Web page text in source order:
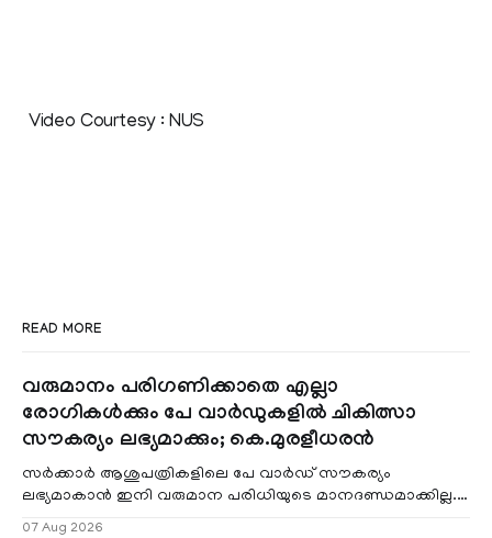
Video Courtesy : NUS
READ MORE
വരുമാനം പരിഗണിക്കാതെ എല്ലാ
രോഗികൾക്കും പേ വാർഡുകളിൽ ചികിത്സാ
സൗകര്യം ലഭ്യമാക്കും; കെ.മുരളീധരൻ
സർക്കാർ ആശുപത്രികളിലെ പേ വാർഡ് സൗകര്യം
ലഭ്യമാകാൻ ഇനി വരുമാന പരിധിയുടെ മാനദണ്ഡമാക്കില്ല.
07 Aug 2026